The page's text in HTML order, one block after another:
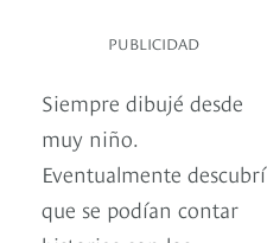
PUBLICIDAD
Siempre dibujé desde
muy niño.
Eventualmente descubrí
que se podían contar